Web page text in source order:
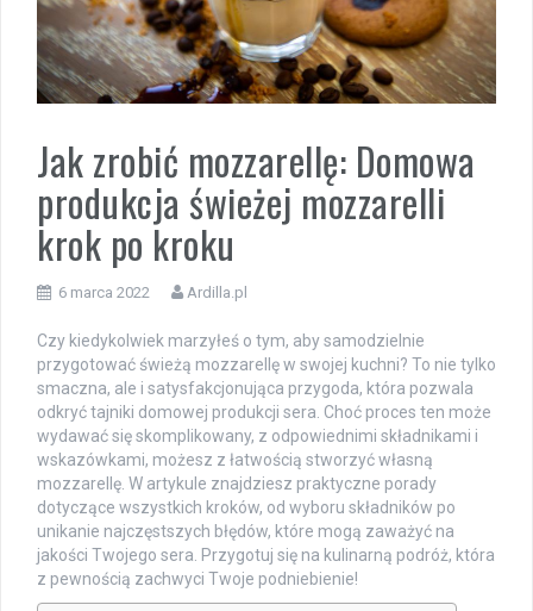
Jak zrobić mozzarellę: Domowa
produkcja świeżej mozzarelli
krok po kroku
6 marca 2022 Ardilla.pl
Czy kiedykolwiek marzyłeś o tym, aby samodzielnie
przygotować świeżą mozzarellę w swojej kuchni? To nie tylko
smaczna, ale i satysfakcjonująca przygoda, która pozwala
odkryć tajniki domowej produkcji sera. Choć proces ten może
wydawać się skomplikowany, z odpowiednimi składnikami i
wskazówkami, możesz z łatwością stworzyć własną
mozzarellę. W artykule znajdziesz praktyczne porady
dotyczące wszystkich kroków, od wyboru składników po
unikanie najczęstszych błędów, które mogą zaważyć na
jakości Twojego sera. Przygotuj się na kulinarną podróż, która
z pewnością zachwyci Twoje podniebienie!